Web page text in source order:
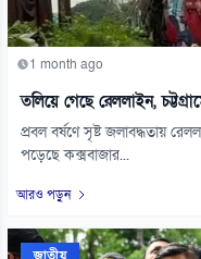
1 month ago
তলিয়ে গেছে রেললাইন,
প্রবল বর্ষণে সৃষ্ট জলাবদ্ধতায়
পড়েছে কক্সবাজার...
আরও পড়ুন